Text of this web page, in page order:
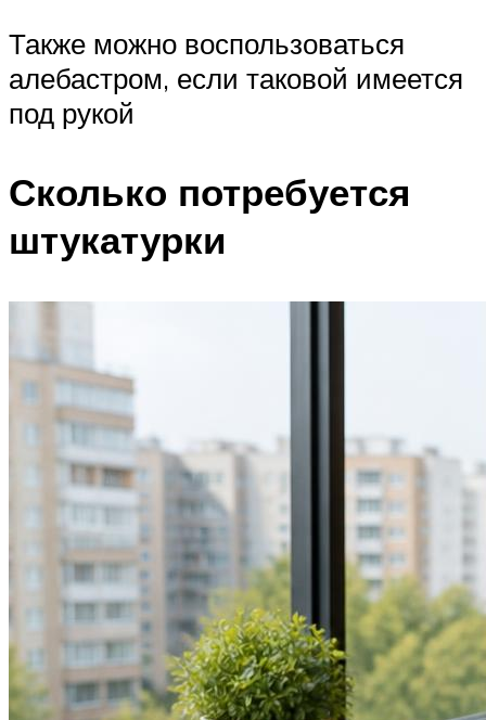
Также можно воспользоваться
алебастром, если таковой имеется
под рукой
Сколько потребуется
штукатурки